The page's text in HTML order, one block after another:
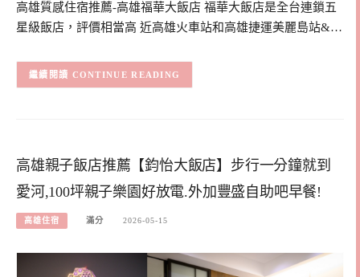
高雄質感住宿推薦-高雄福華大飯店 福華大飯店是全台連鎖五
星級飯店，評價相當高 近高雄火車站和高雄捷運美麗島站&…
CONTINUE READING
高雄親子飯店推薦【鈞怡大飯店】步行一分鐘就到
愛河,100坪親子樂園好放電.外加豐盛自助吧早餐!
高雄住宿 滿分 2026-05-15